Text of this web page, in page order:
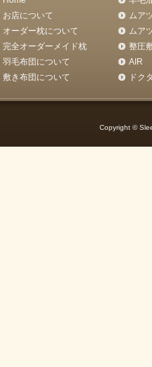
お店について
オーダー枕について
完全オーダーメイド枕
羽毛布団について
敷き布団について
ムア
ムア
整圧
AIR
ドク
Copyright ©